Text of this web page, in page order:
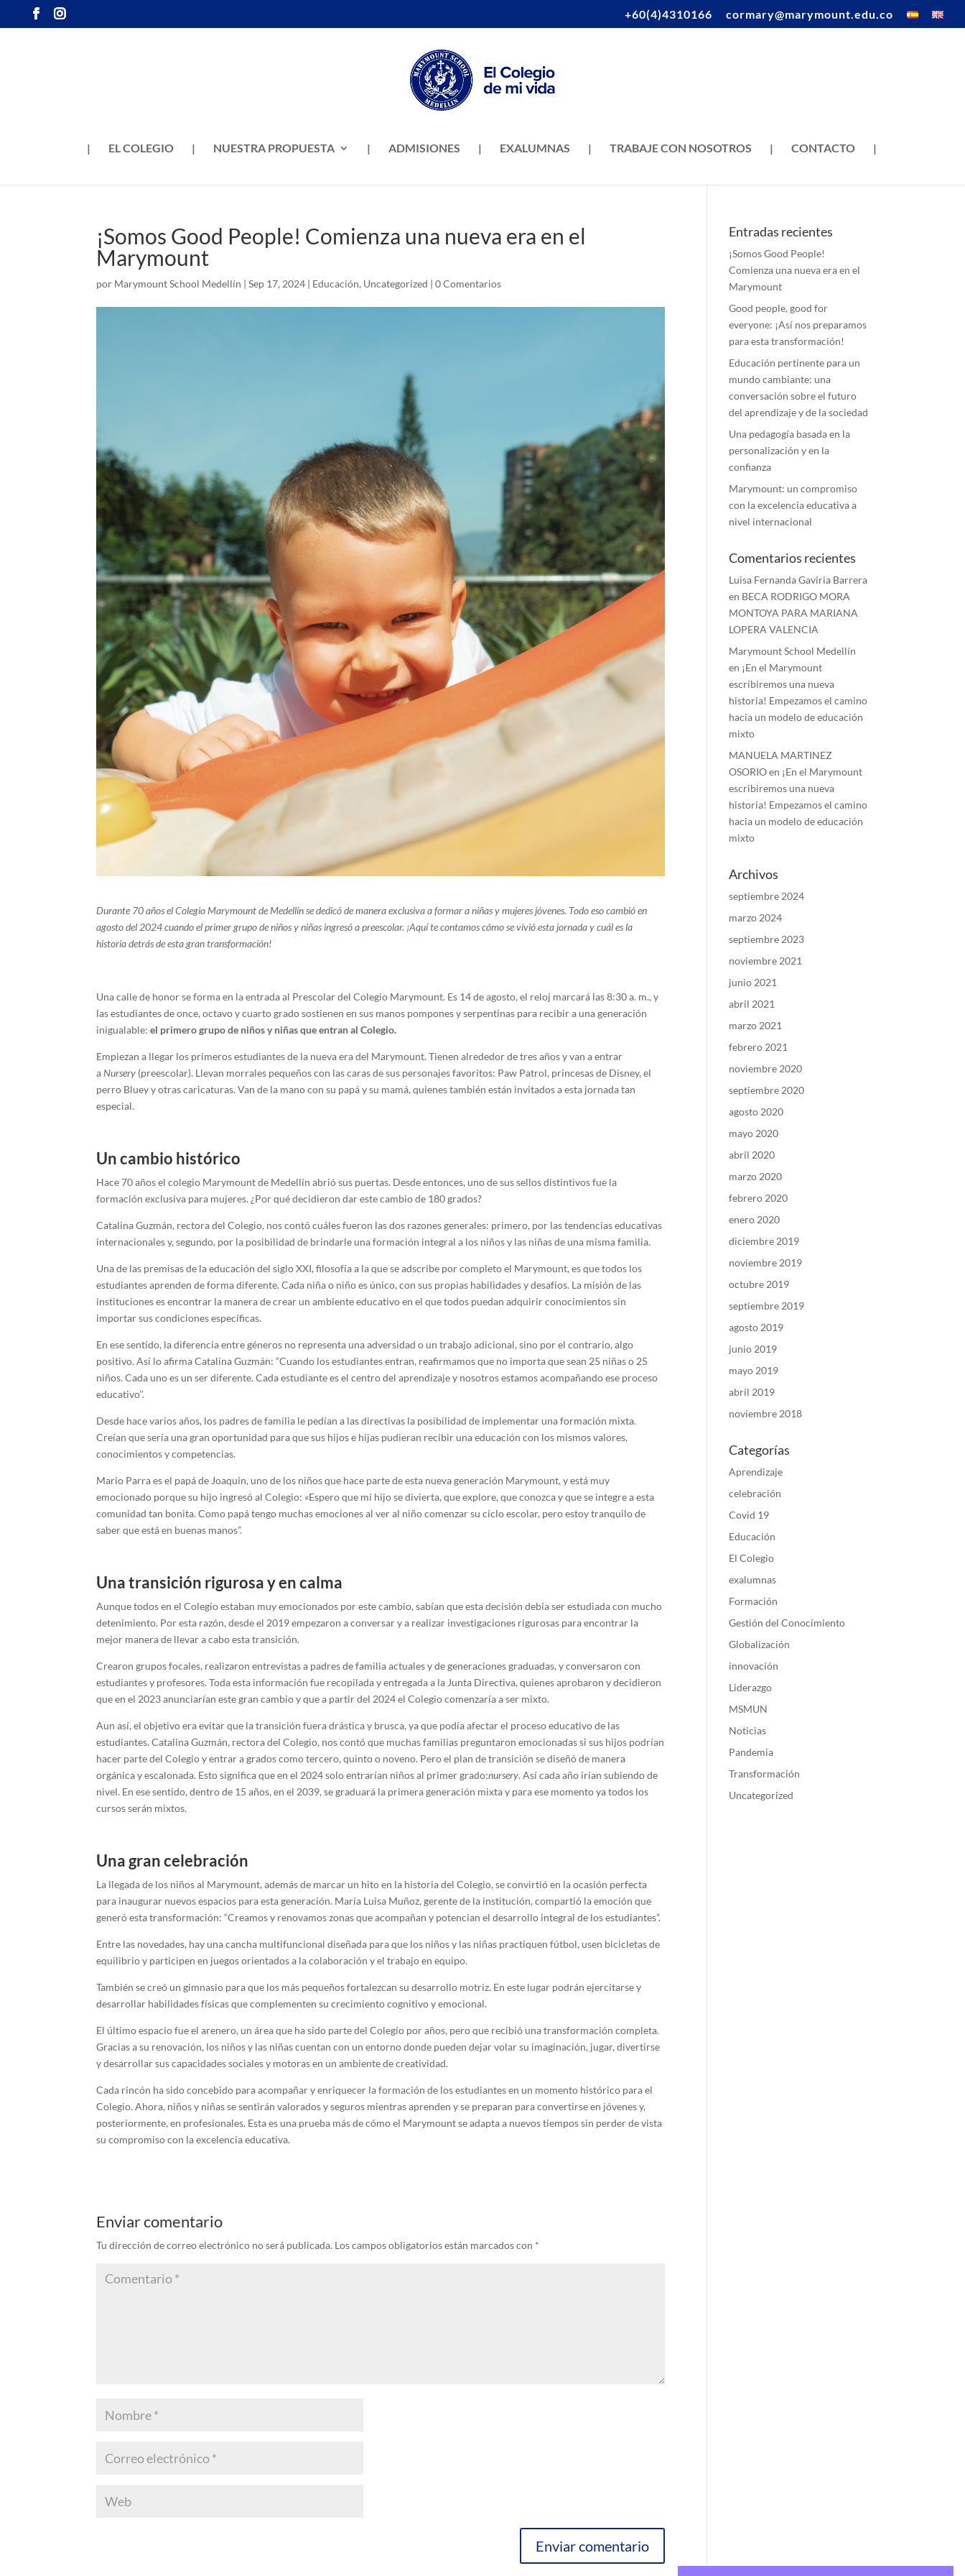
+60(4)4310166 cormary@marymount.edu.co
| EL COLEGIO | NUESTRA PROPUESTA | ADMISIONES | EXALUMNAS | TRABAJE CON NOSOTROS | CONTACTO |
¡Somos Good People! Comienza una nueva era en el
Marymount
por Marymount School Medellín |Sep 17, 2024 | Educación, Uncategorized |0 Comentarios
Durante 70 años el Colegio Marymount de Medellín se dedicó de manera exclusiva a formar a niñas y mujeres jóvenes. Todo eso cambió en
agosto del 2024 cuando el primer grupo de niños y niñas ingresó a preescolar. ¡Aquí te contamos cómo se vivió esta jornada y cuál es la
historia detrás de esta gran transformación!
Una calle de honor se forma en la entrada al Prescolar del Colegio Marymount. Es 14 de agosto, el reloj marcará las 8:30 a. m., y
las estudiantes de once, octavo y cuarto grado sostienen en sus manos pompones y serpentinas para recibir a una generación
inigualable:el primero grupo de niños y niñas que entran al Colegio.
Empiezan a llegar los primeros estudiantes de la nueva era del Marymount. Tienen alrededor de tres años y van a entrar
a Nursery (preescolar). Llevan morrales pequeños con las caras de sus personajes favoritos: Paw Patrol, princesas de Disney, el
perro Bluey y otras caricaturas. Van de la mano con su papá y su mamá, quienes también están invitados a esta jornada tan
especial.
Un cambio histórico
Hace 70 años el colegio Marymount de Medellín abrió sus puertas. Desde entonces, uno de sus sellos distintivos fue la
formación exclusiva para mujeres. ¿Por qué decidieron dar este cambio de 180 grados?
Catalina Guzmán, rectora del Colegio, nos contó cuáles fueron las dos razones generales: primero, por las tendencias educativas
internacionales y, segundo, por la posibilidad de brindarle una formación integral a los niños y las niñas de una misma familia.
Una de las premisas de la educación del siglo XXI, filosofía a la que se adscribe por completo el Marymount, es que todos los
estudiantes aprenden de forma diferente. Cada niña o niño es único, con sus propias habilidades y desafíos. La misión de las
instituciones es encontrar la manera de crear un ambiente educativo en el que todos puedan adquirir conocimientos sin
importar sus condiciones específicas.
En ese sentido, la diferencia entre géneros no representa una adversidad o un trabajo adicional, sino por el contrario, algo
positivo. Así lo afirma Catalina Guzmán: “Cuando los estudiantes entran, reafirmamos que no importa que sean 25 niñas o 25
niños. Cada uno es un ser diferente. Cada estudiante es el centro del aprendizaje y nosotros estamos acompañando ese proceso
educativo’’.
Desde hace varios años, los padres de familia le pedían a las directivas la posibilidad de implementar una formación mixta.
Creían que sería una gran oportunidad para que sus hijos e hijas pudieran recibir una educación con los mismos valores,
conocimientos y competencias.
Mario Parra es el papá de Joaquin, uno de los niños que hace parte de esta nueva generación Marymount, y está muy
emocionado porque su hijo ingresó al Colegio: «Espero que mi hijo se divierta, que explore, que conozca y que se integre a esta
comunidad tan bonita. Como papá tengo muchas emociones al ver al niño comenzar su ciclo escolar, pero estoy tranquilo de
saber que está en buenas manos”.
Una transición rigurosa y en calma
Aunque todos en el Colegio estaban muy emocionados por este cambio, sabían que esta decisión debía ser estudiada con mucho
detenimiento. Por esta razón, desde el 2019 empezaron a conversar y a realizar investigaciones rigurosas para encontrar la
mejor manera de llevar a cabo esta transición.
Crearon grupos focales, realizaron entrevistas a padres de familia actuales y de generaciones graduadas, y conversaron con
estudiantes y profesores. Toda esta información fue recopilada y entregada a la Junta Directiva, quienes aprobaron y decidieron
que en el 2023 anunciarían este gran cambio y que a partir del 2024 el Colegio comenzaría a ser mixto.
Aun así, el objetivo era evitar que la transición fuera drástica y brusca, ya que podía afectar el proceso educativo de las
estudiantes. Catalina Guzmán, rectora del Colegio, nos contó que muchas familias preguntaron emocionadas si sus hijos podrían
hacer parte del Colegio y entrar a grados como tercero, quinto o noveno. Pero el plan de transición se diseñó de manera
orgánica y escalonada. Esto significa que en el 2024 solo entrarían niños al primer grado:nursery. Así cada año irían subiendo de
nivel. En ese sentido, dentro de 15 años, en el 2039, se graduará la primera generación mixta y para ese momento ya todos los
cursos serán mixtos.
Una gran celebración
La llegada de los niños al Marymount, además de marcar un hito en la historia del Colegio, se convirtió en la ocasión perfecta
para inaugurar nuevos espacios para esta generación. María Luisa Muñoz, gerente de la institución, compartió la emoción que
generó esta transformación: “Creamos y renovamos zonas que acompañan y potencian el desarrollo integral de los estudiantes”.
Entre las novedades, hay una cancha multifuncional diseñada para que los niños y las niñas practiquen fútbol, usen bicicletas de
equilibrio y participen en juegos orientados a la colaboración y el trabajo en equipo.
También se creó un gimnasio para que los más pequeños fortalezcan su desarrollo motriz. En este lugar podrán ejercitarse y
desarrollar habilidades físicas que complementen su crecimiento cognitivo y emocional.
El último espacio fue el arenero, un área que ha sido parte del Colegio por años, pero que recibió una transformación completa.
Gracias a su renovación, los niños y las niñas cuentan con un entorno donde pueden dejar volar su imaginación, jugar, divertirse
y desarrollar sus capacidades sociales y motoras en un ambiente de creatividad.
Cada rincón ha sido concebido para acompañar y enriquecer la formación de los estudiantes en un momento histórico para el
Colegio. Ahora, niños y niñas se sentirán valorados y seguros mientras aprenden y se preparan para convertirse en jóvenes y,
posteriormente, en profesionales. Esta es una prueba más de cómo el Marymount se adapta a nuevos tiempos sin perder de vista
su compromiso con la excelencia educativa.
Enviar comentario
Tu dirección de correo electrónico no será publicada. Los campos obligatorios están marcados con *
Entradas recientes
¡Somos Good People!
Comienza una nueva era en el
Marymount
Good people, good for
everyone: ¡Así nos preparamos
para esta transformación!
Educación pertinente para un
mundo cambiante: una
conversación sobre el futuro
del aprendizaje y de la sociedad
Una pedagogía basada en la
personalización y en la
confianza
Marymount: un compromiso
con la excelencia educativa a
nivel internacional
Comentarios recientes
Luisa Fernanda Gaviria Barrera
en BECA RODRIGO MORA
MONTOYA PARA MARIANA
LOPERA VALENCIA
Marymount School Medellín
en ¡En el Marymount
escribiremos una nueva
historia! Empezamos el camino
hacia un modelo de educación
mixto
MANUELA MARTINEZ
OSORIOen ¡En el Marymount
escribiremos una nueva
historia! Empezamos el camino
hacia un modelo de educación
mixto
Archivos
septiembre 2024
marzo 2024
septiembre 2023
noviembre 2021
junio 2021
abril 2021
marzo 2021
febrero 2021
noviembre 2020
septiembre 2020
agosto 2020
mayo 2020
abril 2020
marzo 2020
febrero 2020
enero 2020
diciembre 2019
noviembre 2019
octubre 2019
septiembre 2019
agosto 2019
junio 2019
mayo 2019
abril 2019
noviembre 2018
Categorías
Aprendizaje
celebración
Covid 19
Educación
El Colegio
exalumnas
Formación
Gestión del Conocimiento
Globalización
innovación
Liderazgo
MSMUN
Noticias
Pandemia
Transformación
Uncategorized